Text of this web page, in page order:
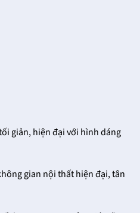
giản, hiện đại với hình dáng
gian nội thất hiện đại, tân